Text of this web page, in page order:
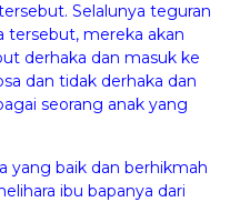
Selalunya teguran
tersebut, mereka akan
derhaka dan masuk ke
dan tidak derhaka dan
seorang anak yang
yang baik dan berhikmah
ibu bapanya dari